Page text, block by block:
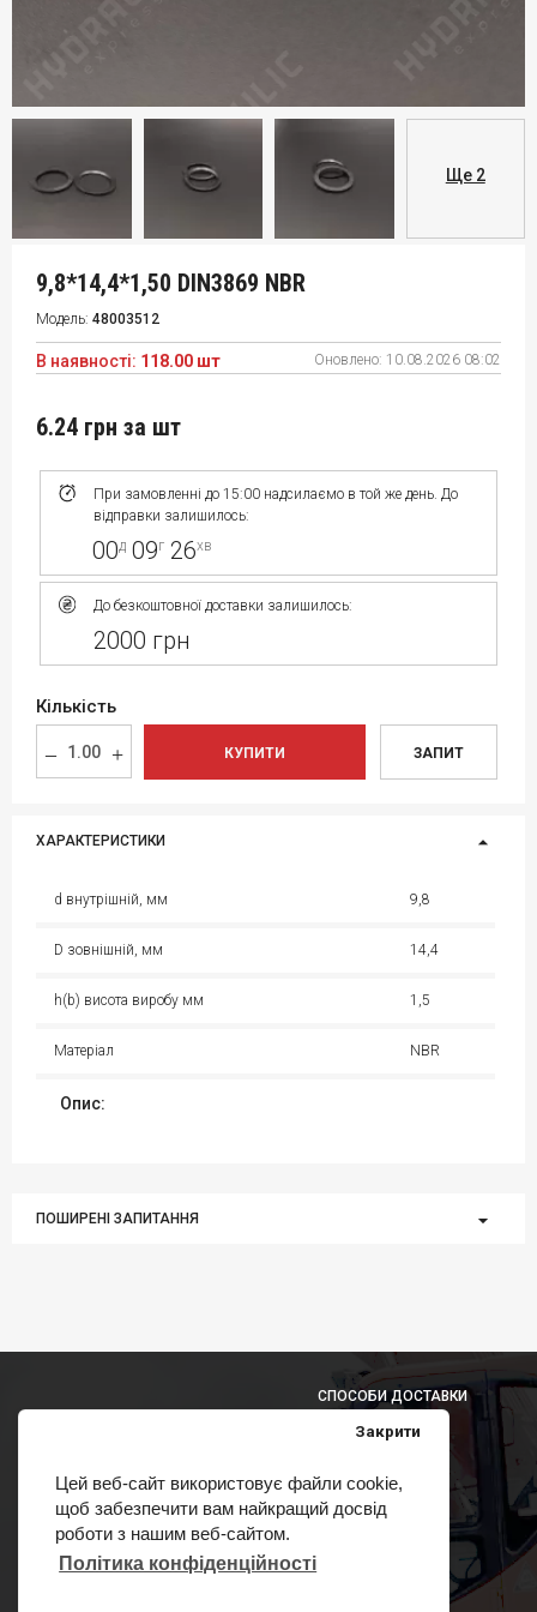
Цей веб-сайт використовує файли cookie,
щоб забезпечити вам найкращий досвід
роботи з нашим веб-сайтом.
Політика конфіденційності
Закрити
Ще 2
9,8*14,4*1,50 DIN3869 NBR
Модель: 48003512
В наявності: 118.00 шт Оновлено: 10.08.2026 08:02
При замовленні до 15:00 надсилаємо в той же день. До
відправки залишилось:
00д 09г 26хв
До безкоштовної доставки залишилось:
2000 грн
6.24 грн за шт
Кількість
КУПИТИ ЗАПИТ
ХАРАКТЕРИСТИКИ
d внутрішній, мм 9,8
D зовнішній, мм 14,4
h(b) висота виробу мм 1,5
Матеріал NBR
Опис:
ПОШИРЕНІ ЗАПИТАННЯ
СПОСОБИ ДОСТАВКИ
СПОСОБИ ОПЛАТИ